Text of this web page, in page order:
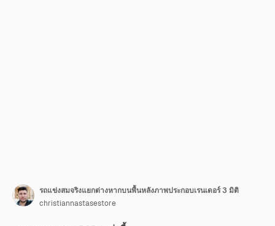
รถแข่งสมจริงแยกต่างหากบนพื้นหลังภาพประกอบเรนเดอร์ 3 มิติ
christiannastasestore